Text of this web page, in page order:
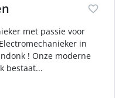
met passie voor
in
! Onze moderne
bestaat...